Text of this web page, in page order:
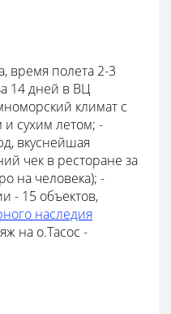
время полета 2-3
14 дней в ВЦ
климат с
сухим летом; -
вкуснейшая
чек в ресторане за
на человека); -
- 15 объектов,
наследия
на о.Тасос -